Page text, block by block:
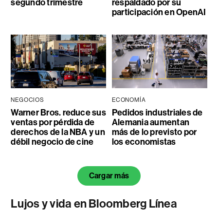
segundo trimestre
respaldado por su
participación en OpenAI
NEGOCIOS
Warner Bros. reduce sus
ventas por pérdida de
derechos de la NBA y un
débil negocio de cine
ECONOMÍA
Pedidos industriales de
Alemania aumentan
más de lo previsto por
los economistas
Cargar más
Lujos y vida en Bloomberg Línea